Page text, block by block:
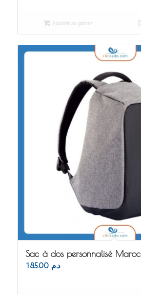
Ajouter au panier
Sac à dos personnalisé Maroc
د.م. 185.00